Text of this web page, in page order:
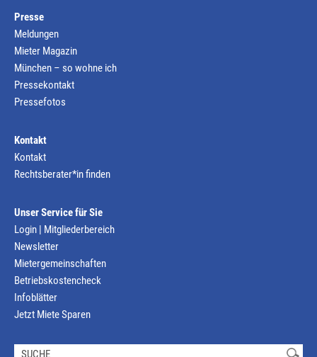
Presse
Meldungen
Mieter Magazin
München – so wohne ich
Pressekontakt
Pressefotos
Kontakt
Kontakt
Rechtsberater*in finden
Unser Service für Sie
Login | Mitgliederbereich
Newsletter
Mietergemeinschaften
Betriebskostencheck
Infoblätter
Jetzt Miete Sparen